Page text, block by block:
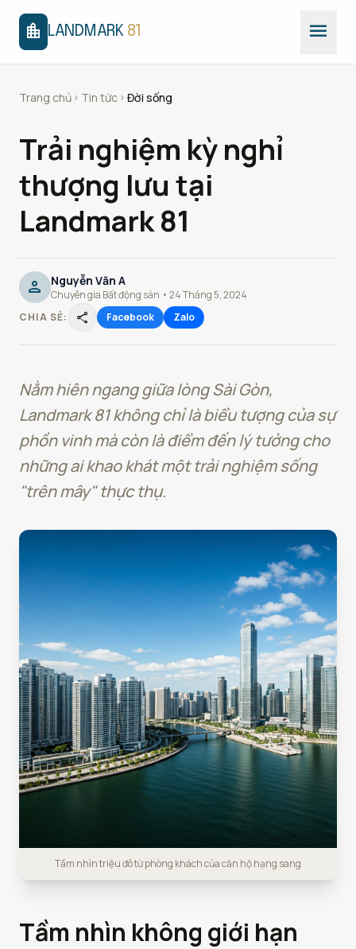
location_city LANDMARK 81 menu
Trang chủ chevron_right Tin tức chevron_right Đời sống
Trải nghiệm kỳ nghỉ
thượng lưu tại
Landmark 81
person Nguyễn Văn A
Chuyên gia Bất động sản • 24 Tháng 5, 2024
CHIA SẺ:
share Facebook Zalo
Nằm hiên ngang giữa lòng Sài Gòn,
Landmark 81 không chỉ là biểu tượng của sự
phồn vinh mà còn là điểm đến lý tưởng cho
những ai khao khát một trải nghiệm sống
"trên mây" thực thụ.
Tầm nhìn triệu đô từ phòng khách của căn hộ hạng sang
Tầm nhìn không giới hạn